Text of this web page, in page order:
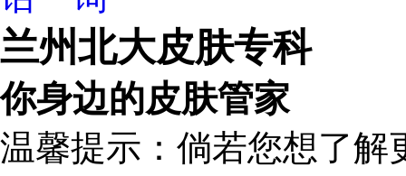
兰州北大皮肤专科
你身边的皮肤管家
温馨提示：倘若您想了解